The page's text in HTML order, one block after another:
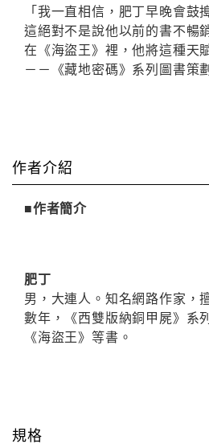
「我一直相信，肥丁早晚會鼓
這絕對不是說他以前的書不暢
在《海盜王》裡，他將這種天
－－《藏地密碼》系列圖書策
作者介紹
■作者簡介
肥丁
男，大連人。知名網路作家，
數年，《西雙版納銅甲屍》系
《海盜王》等書。
規格